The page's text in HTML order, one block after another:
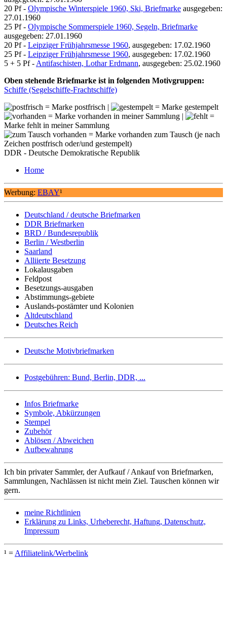
20 Pf - Olympische Winterspiele 1960, Ski, Briefmarke ausgegeben:
27.01.1960
25 Pf - Olympische Sommerspiele 1960, Segeln, Briefmarke
ausgegeben: 27.01.1960
20 Pf - Leipziger Frühjahrsmesse 1960, ausgegeben: 17.02.1960
25 Pf - Leipziger Frühjahrsmesse 1960, ausgegeben: 17.02.1960
5 + 5 Pf - Antifaschisten, Lothar Erdmann, ausgegeben: 25.02.1960
Oben stehende Briefmarke ist in folgenden Motivgruppen:
Schiffe (Segelschiffe-Frachtschiffe)
= Marke postfrisch |
= Marke gestempelt
= Marke vorhanden in meiner Sammlung |
=
Marke fehlt in meiner Sammlung
= Marke vorhanden zum Tausch (je nach
Zeichen postfrisch oder/und gestempelt)
DDR - Deutsche Demokratische Republik
Home
Werbung: EBAY¹
Deutschland / deutsche Briefmarken
DDR Briefmarken
BRD / Bundesrepublik
Berlin / Westberlin
Saarland
Alliierte Besetzung
Lokalausgaben
Feldpost
Besetzungs-ausgaben
Abstimmungs-gebiete
Auslands-postämter und Kolonien
Altdeutschland
Deutsches Reich
Deutsche Motivbriefmarken
Postgebühren: Bund, Berlin, DDR, ...
Infos Briefmarke
Symbole, Abkürzungen
Stempel
Zubehör
Ablösen / Abweichen
Aufbewahrung
Ich bin privater Sammler, der Aufkauf / Ankauf von Briefmarken,
Sammlungen, Nachlässen ist nicht mein Ziel. Tauschen können wir
gern.
meine Richtlinien
Erklärung zu Links, Urheberecht, Haftung, Datenschutz,
Impressum
¹ = Affiliatelink/Werbelink